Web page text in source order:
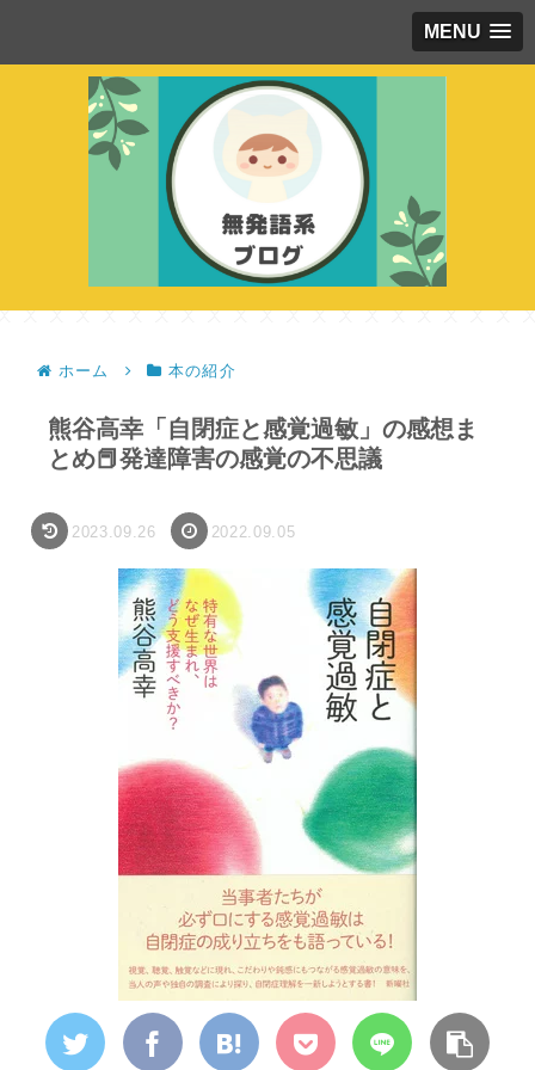
MENU
ホーム 本の紹介
熊谷高幸「自閉症と感覚過敏」の感想ま
とめ📕発達障害の感覚の不思議
2023.09.26 2022.09.05